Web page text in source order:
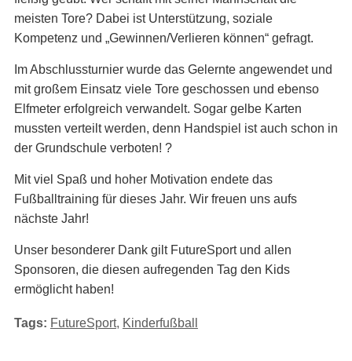
meisten Tore? Dabei ist Unterstützung, soziale
Kompetenz und „Gewinnen/Verlieren können“ gefragt.
Im Abschlussturnier wurde das Gelernte angewendet und
mit großem Einsatz viele Tore geschossen und ebenso
Elfmeter erfolgreich verwandelt. Sogar gelbe Karten
mussten verteilt werden, denn Handspiel ist auch schon in
der Grundschule verboten! ?
Mit viel Spaß und hoher Motivation endete das
Fußballtraining für dieses Jahr. Wir freuen uns aufs
nächste Jahr!
Unser besonderer Dank gilt FutureSport und allen
Sponsoren, die diesen aufregenden Tag den Kids
ermöglicht haben!
Tags: FutureSport, Kinderfußball